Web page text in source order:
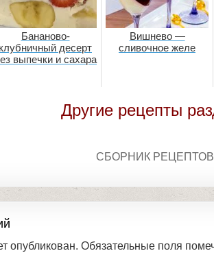
Бананово-
клубничный десерт
выпечки и сахара
Вишнево —
сливочное желе
Другие рецепты
СБОРНИК
опубликован. Обязательные поля